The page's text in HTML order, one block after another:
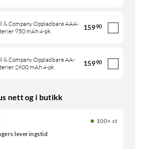
& Company Oppladbare AAA-
950 mAh 4-pk.
15990
& Company Oppladbare AA-
2600 mAh 4-pk.
15990
nett og i butikk
100+ st
leveringstid